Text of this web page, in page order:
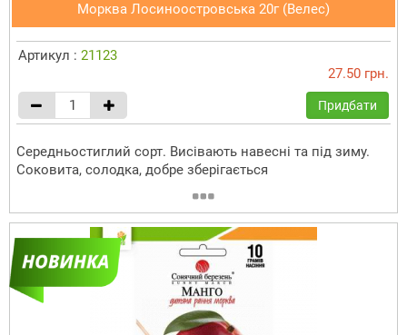
Морква Лосиноостровська 20г (Велес)
Артикул : 21123
27.50 грн.
Придбати
Середньостиглий сорт. Висівають навесні та під зиму.
Соковита, солодка, добре зберігається